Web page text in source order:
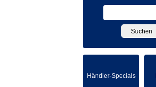
Händler-Specials